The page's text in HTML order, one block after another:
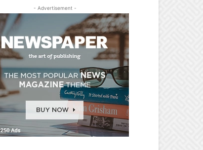
- Advertisement -